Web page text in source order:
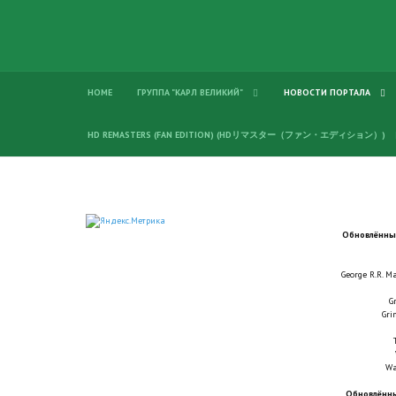
HOME ГРУППА "КАРЛ ВЕЛИКИЙ" НОВОСТИ ПОРТАЛА
HD REMASTERS (FAN EDITION) (HDリマスター（ファン・エディション）)
George R.R.